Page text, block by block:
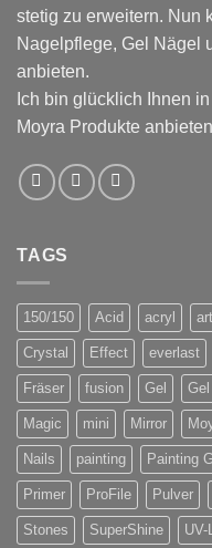
stetig zu erweitern. Nun
Nagelpflege, Gel Nägel
anbieten.
Ich bin glücklich Ihnen
Moyra Produkte
TAGS
150/150 Acid acryl art
Crystal Effect everlast
Fräser fusion Gel
Magic mini Mirror
Nails painting Painting
Primer ProFile Pulver
Stones SuperShine UV-